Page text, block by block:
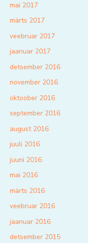
mai 2017
märts 2017
veebruar 2017
jaanuar 2017
detsember 2016
november 2016
oktoober 2016
september 2016
august 2016
juuli 2016
juuni 2016
mai 2016
märts 2016
veebruar 2016
jaanuar 2016
detsember 2015